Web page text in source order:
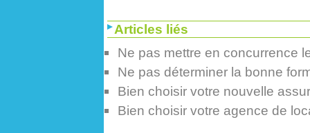
Articles liés
Ne pas mettre en concurrence
Ne pas déterminer la bonne
Bien choisir votre nouvelle
Bien choisir votre agence de